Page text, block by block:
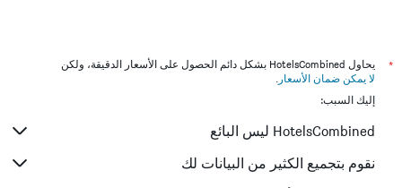
*
يحاول HotelsCombined بشكل دائم الحصول على الأسعار الدقيقة، ولكن
لا يمكن ضمان الأسعار .
إليك السبب:
HotelsCombined ليس البائع
نقوم بتجميع الكثير من البيانات لك